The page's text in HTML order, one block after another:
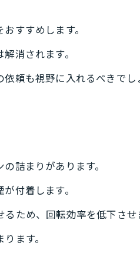
すすめします。
消されます。
頼も視野に入れるべきでし
詰まりがあります。
付着します。
ため、回転効率を低下させ
ます。